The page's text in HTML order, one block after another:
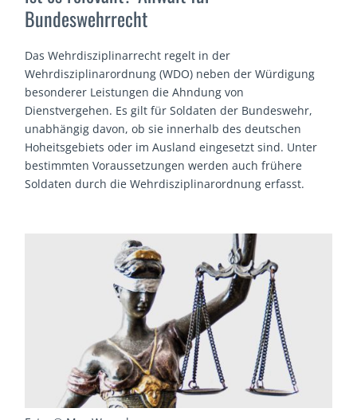
Bundeswehrrecht
Das Wehrdisziplinarrecht regelt in der
Wehrdisziplinarordnung (WDO) neben der Würdigung
besonderer Leistungen die Ahndung von
Dienstvergehen. Es gilt für Soldaten der Bundeswehr,
unabhängig davon, ob sie innerhalb des deutschen
Hoheitsgebiets oder im Ausland eingesetzt sind. Unter
bestimmten Voraussetzungen werden auch frühere
Soldaten durch die Wehrdisziplinarordnung erfasst.